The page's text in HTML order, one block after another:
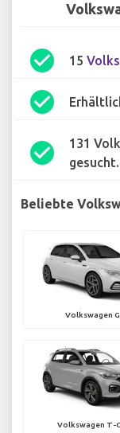
check_circle 15
check_circle
check_circle
131
gesucht.
Beliebte
Volkswagen
Volkswagen T-